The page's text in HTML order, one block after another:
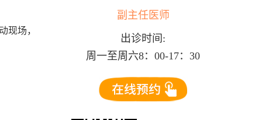
现场，
副主任医师
出诊时间:
周一至周六8：00-17：30